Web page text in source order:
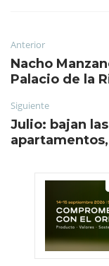
Anterior
Nacho
Palacio de la
Siguiente
Julio: bajan